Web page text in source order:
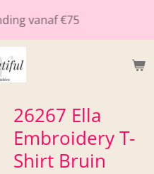
vanaf €75
26267 Ella
Embroidery T-
Shirt Bruin